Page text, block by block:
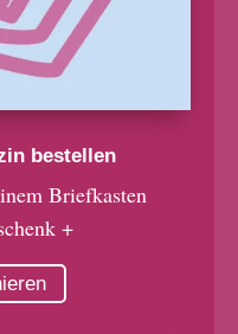
bestellen
Briefkasten
+